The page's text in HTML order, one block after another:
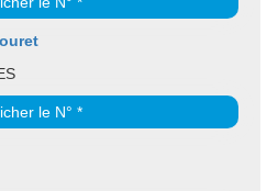
le N° *